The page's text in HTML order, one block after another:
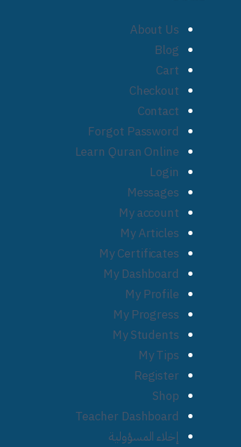
About Us
Blog
Cart
Checkout
Contact
Forgot Password
Learn Quran Online
Login
Messages
My account
My Articles
My Certificates
My Dashboard
My Profile
My Progress
My Students
My Tips
Register
Shop
Teacher Dashboard
إخلاء المسؤولية